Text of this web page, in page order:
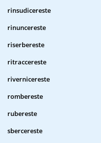
rinsudicereste
rinuncereste
riserbereste
ritraccereste
rivernicereste
rombereste
rubereste
sbercereste